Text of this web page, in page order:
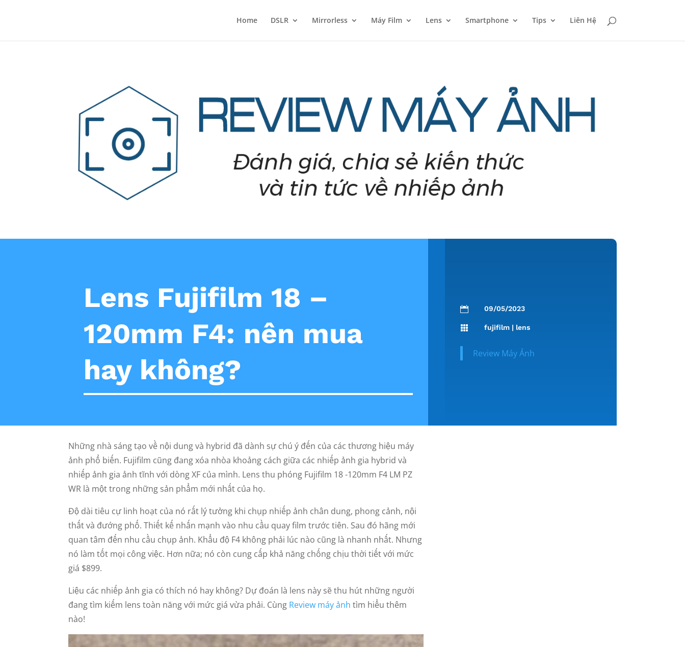
Home DSLR Mirrorless Máy Film Lens Smartphone Tips Liên Hệ
Lens Fujifilm 18 –
120mm F4: nên mua
hay không?
 09/05/2023
 fujifilm | lens
Review Máy Ảnh
Những nhà sáng tạo về nội dung và hybrid đã dành sự chú ý đến của các thương hiệu máy
ảnh phổ biến. Fujifilm cũng đang xóa nhòa khoảng cách giữa các nhiếp ảnh gia hybrid và
nhiếp ảnh gia ảnh tĩnh với dòng XF của mình. Lens thu phóng Fujifilm 18 -120mm F4 LM PZ
WR là một trong những sản phẩm mới nhất của họ.
Độ dài tiêu cự linh hoạt của nó rất lý tưởng khi chụp nhiếp ảnh chân dung, phong cảnh, nội
thất và đướng phố. Thiết kế nhấn mạnh vào nhu cầu quay film trước tiên. Sau đó hãng mới
quan tâm đến nhu cầu chụp ảnh. Khẩu độ F4 không phải lúc nào cũng là nhanh nhất. Nhưng
nó làm tốt mọi công việc. Hơn nữa; nó còn cung cấp khả năng chống chịu thời tiết với mức
giá $899.
Liệu các nhiếp ảnh gia có thích nó hay không? Dự đoán là lens này sẽ thu hút những người
đang tìm kiếm lens toàn năng với mức giá vừa phải. Cùng Review máy ảnh tìm hiểu thêm
nào!